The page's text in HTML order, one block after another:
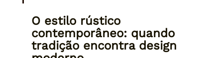
O estilo rústico
contemporâneo: quando
tradição encontra design